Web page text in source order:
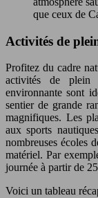
que ceux de
Activités de
Profitez du cadre
activités de plein
environnante sont
sentier de grande
magnifiques. Les
aux sports
nombreuses écoles
matériel. Par
journée à partir de
Voici un tableau